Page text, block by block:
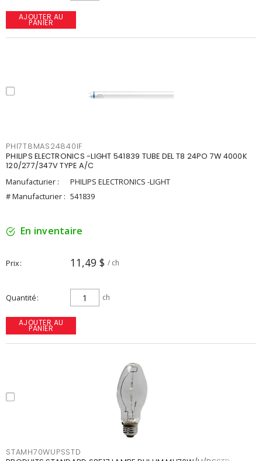
AJOUTER AU
PANIER
PHI7T8MAS24840IF
PHILIPS ELECTRONICS -LIGHT 541839 TUBE DEL T8 24PO 7W 4000K
120/277/347V TYPE A/C
Manufacturier :
PHILIPS ELECTRONICS -LIGHT
# Manufacturier : 541839
En inventaire
Prix 11,49 $ / ch
Quantité ch
AJOUTER AU
PANIER
STAMH70WUPSSTD